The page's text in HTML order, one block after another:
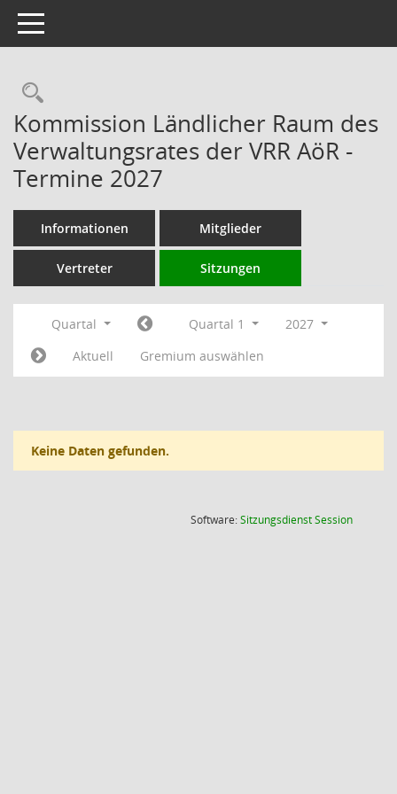
Toggle navigation
Rechercheauswahl
Kommission Ländlicher Raum des
Verwaltungsrates der VRR AöR -
Termine 2027
Informationen Mitglieder
Vertreter Sitzungen
Quartal Quartal 1
2027
Aktuell
Gremium auswählen
Keine Daten gefunden.
Software:SitzungsdienstSession(Wird in